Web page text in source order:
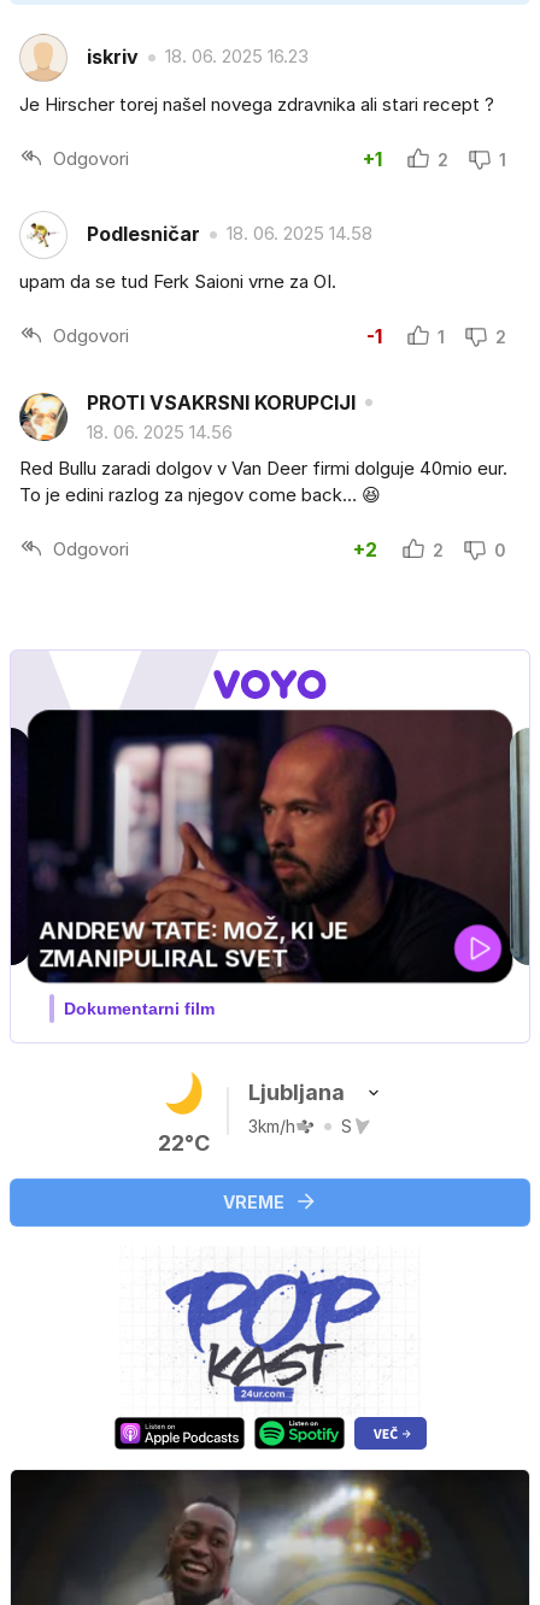
iskriv 18. 06. 2025 16.23
Je Hirscher torej našel novega zdravnika ali stari recept ?
Odgovori +1 2 1
Podlesničar 18. 06. 2025 14.58
upam da se tud Ferk Saioni vrne za OI.
Odgovori -1 1 2
PROTI VSAKRSNI KORUPCIJI
18. 06. 2025 14.56
Red Bullu zaradi dolgov v Van Deer firmi dolguje 40mio eur.
To je edini razlog za njegov come back… 😆
Odgovori +2 2 0
22°C
Ljubljana
3km/h S
VREME